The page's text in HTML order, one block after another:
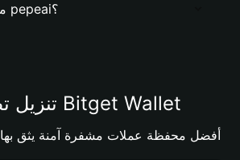
ما هي قيمة عملة pepeai؟
تنزيل تطبيق محفظة Bitget Wallet
أفضل محفظة عملات مشفرة آمنة يثق بها 40 مليون مستخدم